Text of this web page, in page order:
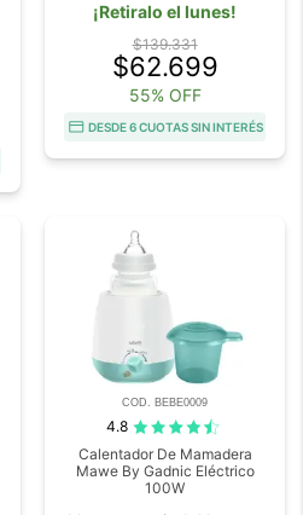
¡Retiralo el lunes!
$139.331
$62.699
55% OFF
DESDE 6 CUOTAS SIN INTERÉS
COD. BEBE0009
4.8
Calentador De Mamadera
Mawe By Gadnic Eléctrico
100W